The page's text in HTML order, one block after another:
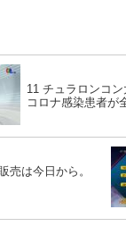
11 チュラロンコ
コロナ感染患者が
売は今日から。